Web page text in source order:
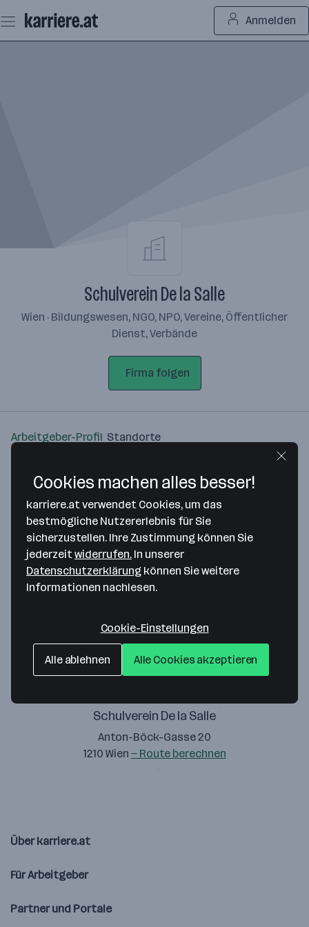
Seiteninhalt
springen
Anmelden
Schulverein De la Salle
Wien · Bildungswesen, NGO, NPO, Vereine, Öffentlicher
Dienst, Verbände
Firma folgen
Arbeitgeber-Profil Standorte
Bitte stimme unseren Cookie-
Richtlinien zu, um diese Karte
anzuzeigen.
Schulverein De la Salle
Anton-Böck-Gasse 20
1210 Wien — Route berechnen
Über karriere.at
Für Arbeitgeber
Partner und Portale
Cookies machen alles besser!
karriere.at verwendet Cookies, um das
bestmögliche Nutzererlebnis für Sie
sicherzustellen. Ihre Zustimmung können Sie
jederzeitwiderrufen. In unserer
Datenschutzerklärung können Sie weitere
Informationen nachlesen.
Cookie-Einstellungen
Alle ablehnen Alle Cookies akzeptieren